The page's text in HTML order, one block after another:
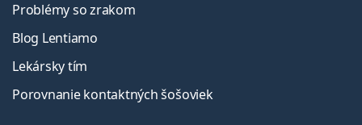
Problémy so zrakom
Blog Lentiamo
Lekársky tím
Porovnanie kontaktných šošoviek